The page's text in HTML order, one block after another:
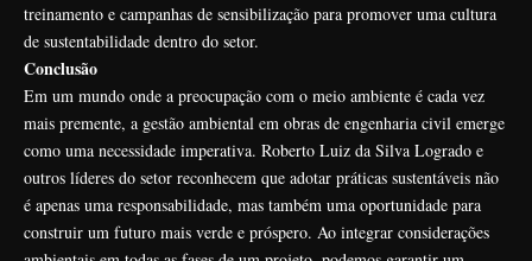
treinamento e campanhas de sensibilização para promover uma cultura
de sustentabilidade dentro do setor.
Conclusão
Em um mundo onde a preocupação com o meio ambiente é cada vez
mais premente, a gestão ambiental em obras de engenharia civil emerge
como uma necessidade imperativa. Roberto Luiz da Silva Logrado e
outros líderes do setor reconhecem que adotar práticas sustentáveis não
é apenas uma responsabilidade, mas também uma oportunidade para
construir um futuro mais verde e próspero. Ao integrar considerações